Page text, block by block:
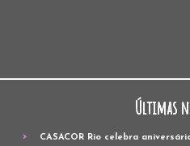
Últimas
CASACOR Rio celebra